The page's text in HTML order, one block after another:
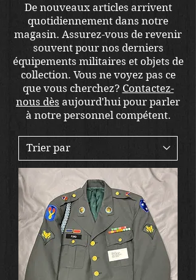
De nouveaux articles arrivent
quotidiennement dans notre
magasin. Assurez-vous de revenir
souvent pour nos derniers
équipements militaires et objets de
collection. Vous ne voyez pas ce
que vous cherchez? Contactez-
nous dès aujourd'hui pour parler
à notre personnel compétent.